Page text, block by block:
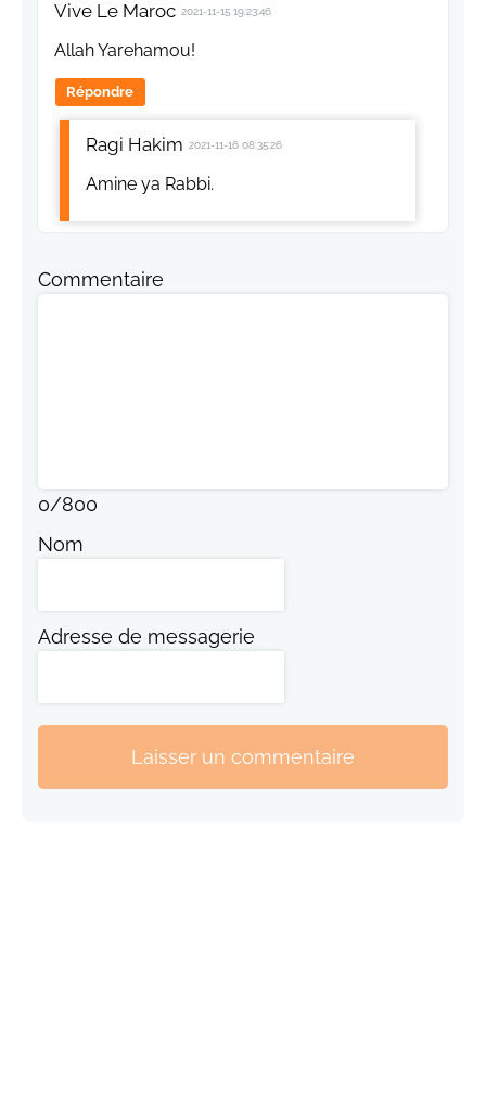
Vive Le Maroc 2021-11-15 19:23:46
Allah Yarehamou!
Répondre
Ragi Hakim 2021-11-16 08:35:26
Amine ya Rabbi.
Commentaire
0/800
Nom
Adresse de messagerie
Laisser un commentaire